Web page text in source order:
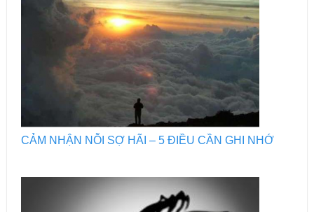
CẢM NHẬN NỖI SỢ HÃI – 5 ĐIỀU CẦN GHI NHỚ